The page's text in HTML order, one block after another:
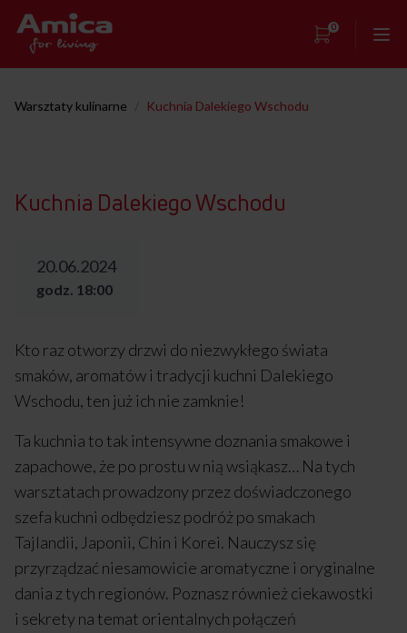
0
Strona główna
Przepisy
Warsztaty kulinarne Kuchnia Dalekiego Wschodu
Kuchnia Dalekiego Wschodu
20.06.2024
godz. 18:00
Kto raz otworzy drzwi do niezwykłego świata
smaków, aromatów i tradycji kuchni Dalekiego
Wschodu, ten już ich nie zamknie!
Ta kuchnia to tak intensywne doznania smakowe i
zapachowe, że po prostu w nią wsiąkasz… Na tych
warsztatach prowadzony przez doświadczonego
szefa kuchni odbędziesz podróż po smakach
Tajlandii, Japonii, Chin i Korei. Nauczysz się
przyrządzać niesamowicie aromatyczne i oryginalne
dania z tych regionów. Poznasz również ciekawostki
i sekrety na temat orientalnych połączeń